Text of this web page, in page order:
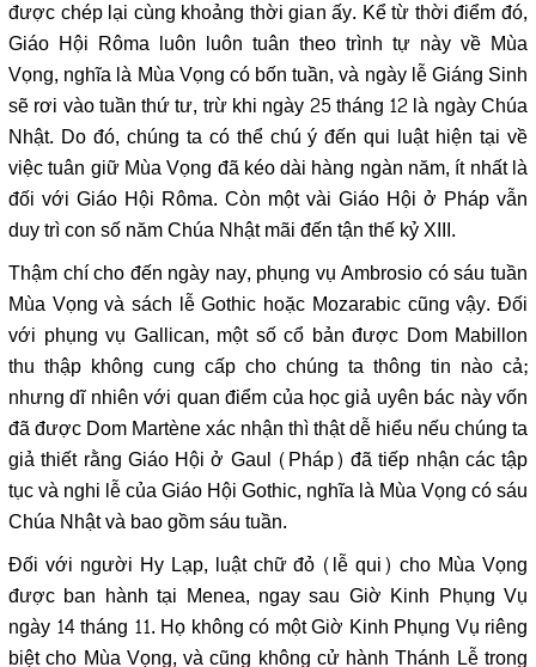
được chép lại cùng khoảng thời gian ấy. Kể từ thời điểm đó,
Giáo Hội Rôma luôn luôn tuân theo trình tự này về Mùa
Vọng, nghĩa là Mùa Vọng có bốn tuần, và ngày lễ Giáng Sinh
sẽ rơi vào tuần thứ tư, trừ khi ngày 25 tháng 12 là ngày Chúa
Nhật. Do đó, chúng ta có thể chú ý đến qui luật hiện tại về
việc tuân giữ Mùa Vọng đã kéo dài hàng ngàn năm, ít nhất là
đối với Giáo Hội Rôma. Còn một vài Giáo Hội ở Pháp vẫn
duy trì con số năm Chúa Nhật mãi đến tận thế kỷ XIII.
Thậm chí cho đến ngày nay, phụng vụ Ambrosio có sáu tuần
Mùa Vọng và sách lễ Gothic hoặc Mozarabic cũng vậy. Đối
với phụng vụ Gallican, một số cổ bản được Dom Mabillon
thu thập không cung cấp cho chúng ta thông tin nào cả;
nhưng dĩ nhiên với quan điểm của học giả uyên bác này vốn
đã được Dom Martène xác nhận thì thật dễ hiểu nếu chúng ta
giả thiết rằng Giáo Hội ở Gaul (Pháp) đã tiếp nhận các tập
tục và nghi lễ của Giáo Hội Gothic, nghĩa là Mùa Vọng có sáu
Chúa Nhật và bao gồm sáu tuần.
Đối với người Hy Lạp, luật chữ đỏ (lễ qui) cho Mùa Vọng
được ban hành tại Menea, ngay sau Giờ Kinh Phụng Vụ
ngày 14 tháng 11. Họ không có một Giờ Kinh Phụng Vụ riêng
biệt cho Mùa Vọng, và cũng không cử hành Thánh Lễ trong